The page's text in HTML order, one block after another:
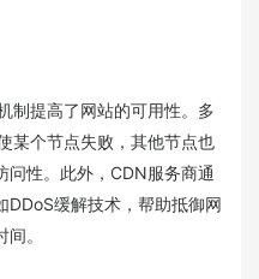
制提高了网站的可用性。多
某个节点失败，其他节点也
问性。此外，CDN服务商通
DDoS缓解技术，帮助抵御网
。